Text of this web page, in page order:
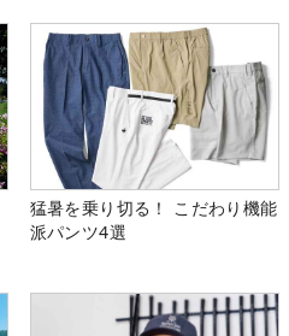
猛暑を乗り切る！ こだわり機能
派パンツ4選